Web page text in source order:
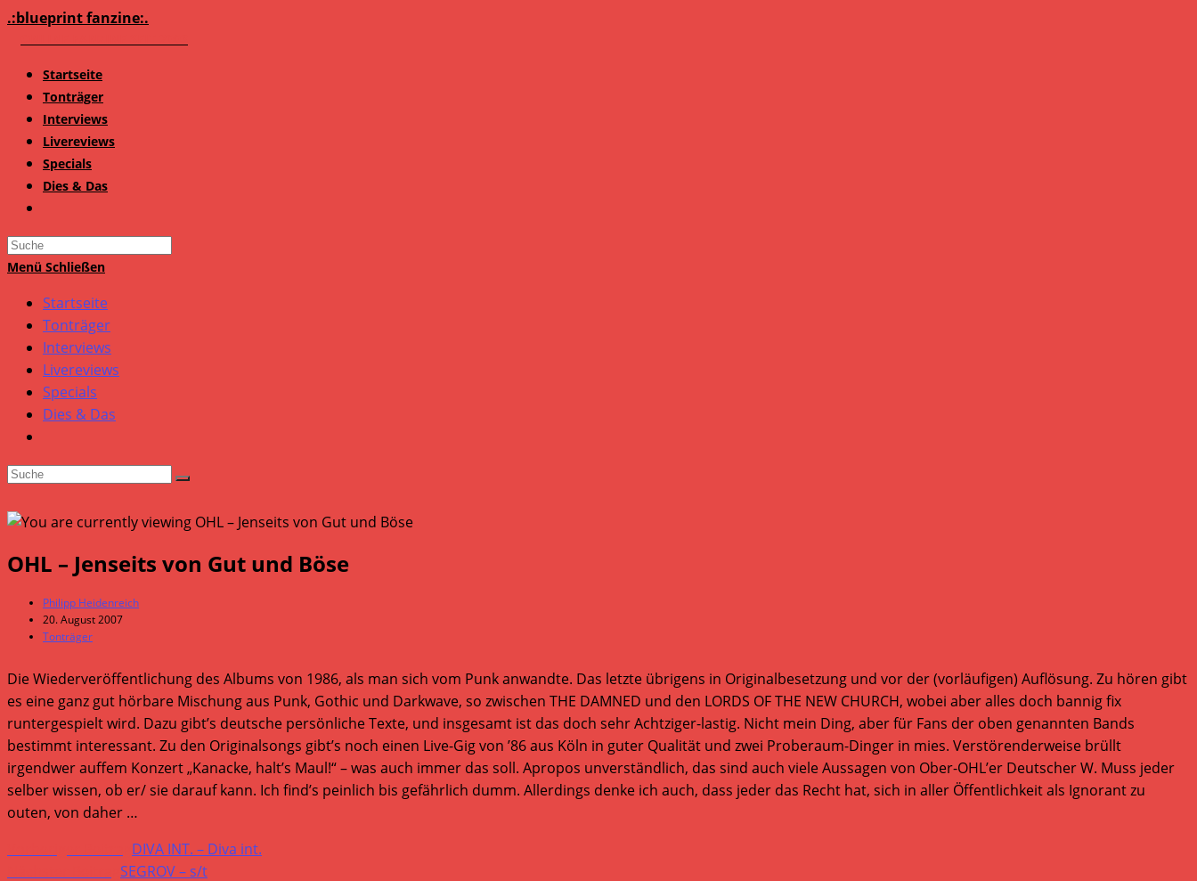
Zum
.:blueprint fanzine:.
Startseite
Tonträger
Interviews
Livereviews
Specials
Dies & Das
Search
this
Menü Schließen
Startseite
Tonträger
Interviews
Livereviews
Specials
Dies & Das
OHL – Jenseits von Gut und Böse
Beitrags-
Autor:
Philipp Heidenreich
Beitrag
veröffentlicht:
20. August 2007
Beitrags-
Tonträger
Die Wiederveröffentlichung des Albums von 1986, als man sich vom Punk anwandte. Das letzte übrigens in Originalbesetzung und vor der (vorläufigen) Auflösung. Zu hören gibt
es eine ganz gut hörbare Mischung aus Punk, Gothic und Darkwave, so zwischen THE DAMNED und den LORDS OF THE NEW CHURCH, wobei aber alles doch bannig fix
runtergespielt wird. Dazu gibt’s deutsche persönliche Texte, und insgesamt ist das doch sehr Achtziger-lastig. Nicht mein Ding, aber für Fans der oben genannten Bands
bestimmt interessant. Zu den Originalsongs gibt’s noch einen Live-Gig von ’86 aus Köln in guter Qualität und zwei Proberaum-Dinger in mies. Verstörenderweise brüllt
irgendwer auffem Konzert „Kanacke, halt’s Maul!“ – was auch immer das soll. Apropos unverständlich, das sind auch viele Aussagen von Ober-OHL’er Deutscher W. Muss jeder
selber wissen, ob er/ sie darauf kann. Ich find’s peinlich bis gefährlich dumm. Allerdings denke ich auch, dass jeder das Recht hat, sich in aller Öffentlichkeit als Ignorant zu
outen, von daher …
Weitere
Artikel
DIVA INT. – Diva int.
SEGROV – s/t